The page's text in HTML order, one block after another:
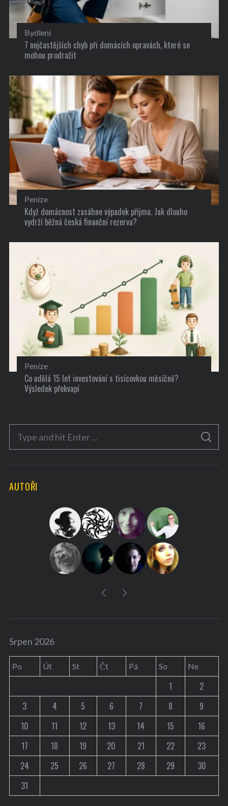
Bydlení
7 nejčastějších chyb při domácích opravách, které se
mohou prodražit
Peníze
Když domácnost zasáhne výpadek příjmu. Jak dlouho
vydrží běžná česká finanční rezerva?
Peníze
Co udělá 15 let investování s tisícovkou měsíčně?
Výsledek překvapí
c
S
A
C
AUTOŘI
Srpen 2026
Po Út St Čt Pá So Ne
1
2
3
4 5 6 7 8
9
10
11 12 13 14 15
16
17
18 19 20 21 22
23
24
25 26 27 28 29
30
31